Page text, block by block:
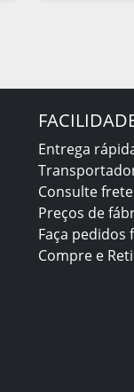
Entrega
Consulte
Preços de
Faça pedidos
Compre e